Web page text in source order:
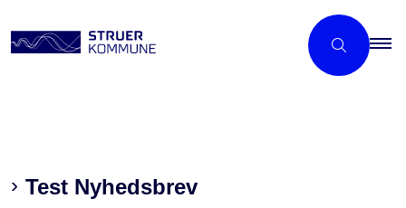
Test Nyhedsbrev